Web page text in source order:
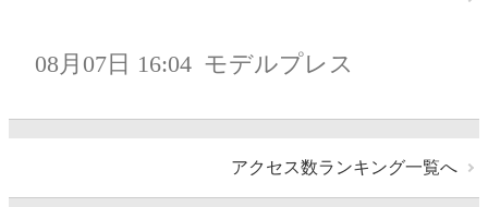
08月07日 16:04 モデルプレス
アクセス数ランキング一覧へ